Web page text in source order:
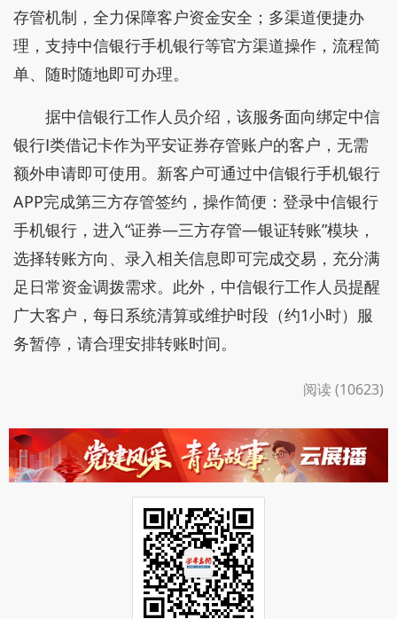
存管机制，全力保障客户资金安全；多渠道便捷办
理，支持中信银行手机银行等官方渠道操作，流程简
单、随时随地即可办理。
据中信银行工作人员介绍，该服务面向绑定中信
银行Ⅰ类借记卡作为平安证券存管账户的客户，无需
额外申请即可使用。新客户可通过中信银行手机银行
APP完成第三方存管签约，操作简便：登录中信银行
手机银行，进入“证券—三方存管—银证转账”模块，
选择转账方向、录入相关信息即可完成交易，充分满
足日常资金调拨需求。此外，中信银行工作人员提醒
广大客户，每日系统清算或维护时段（约1小时）服
务暂停，请合理安排转账时间。
阅读 (10623)